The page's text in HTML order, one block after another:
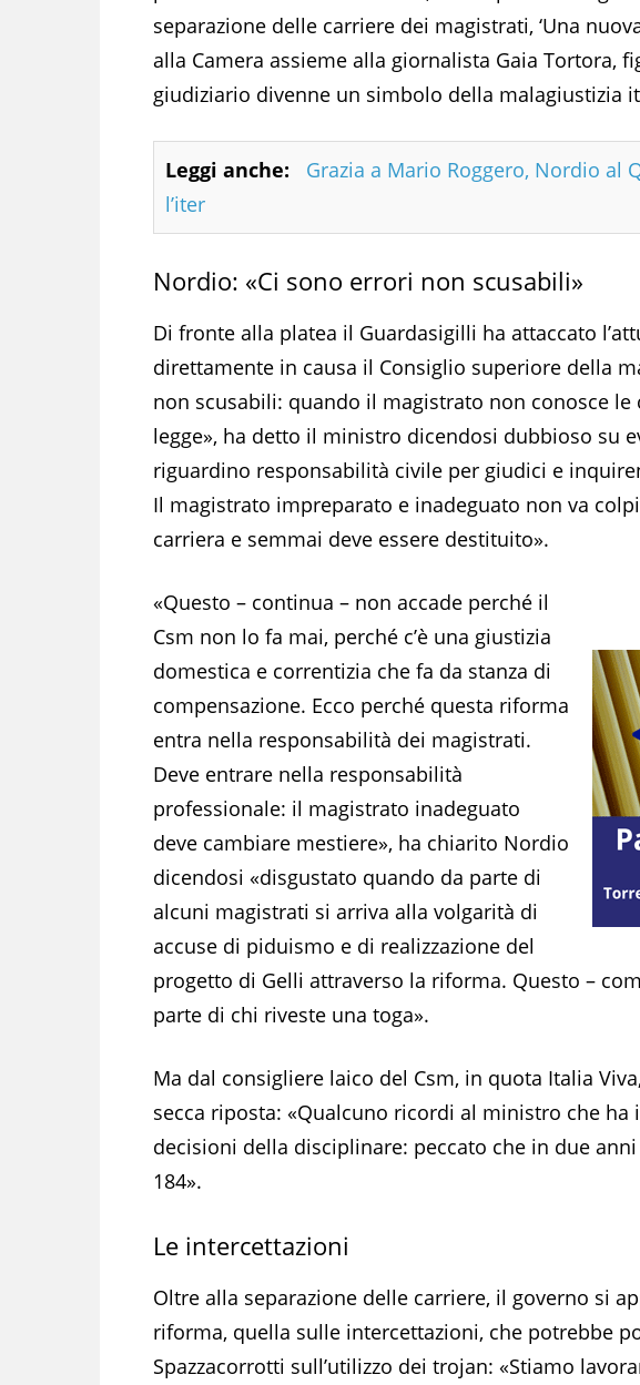
separazione delle carriere dei magistrati, ‘Una
alla Camera assieme alla giornalista Gaia Tortora,
giudiziario divenne un simbolo della malagiustizia
Leggi anche:
Grazia a Mario Roggero, Nordio al
l’iter
Nordio: «Ci sono errori non scusabili»
Di fronte alla platea il Guardasigilli ha attaccato
direttamente in causa il Consiglio superiore della
non scusabili: quando il magistrato non conosce le
legge», ha detto il ministro dicendosi dubbioso su
riguardino responsabilità civile per giudici e
Il magistrato impreparato e inadeguato non va
carriera e semmai deve essere destituito».
«Questo – continua – non accade perché il
Csm non lo fa mai, perché c’è una giustizia
domestica e correntizia che fa da stanza di
compensazione. Ecco perché questa riforma
entra nella responsabilità dei magistrati.
Deve entrare nella responsabilità
professionale: il magistrato inadeguato
deve cambiare mestiere», ha chiarito Nordio
dicendosi «disgustato quando da parte di
alcuni magistrati si arriva alla volgarità di
accuse di piduismo e di realizzazione del
progetto di Gelli attraverso la riforma. Questo –
parte di chi riveste una toga».
Ma dal consigliere laico del Csm, in quota Italia
secca riposta: «Qualcuno ricordi al ministro che
decisioni della disciplinare: peccato che in due
184».
Le intercettazioni
Oltre alla separazione delle carriere, il governo si
riforma, quella sulle intercettazioni, che potrebbe
Spazzacorrotti sull’utilizzo dei trojan: «Stiamo